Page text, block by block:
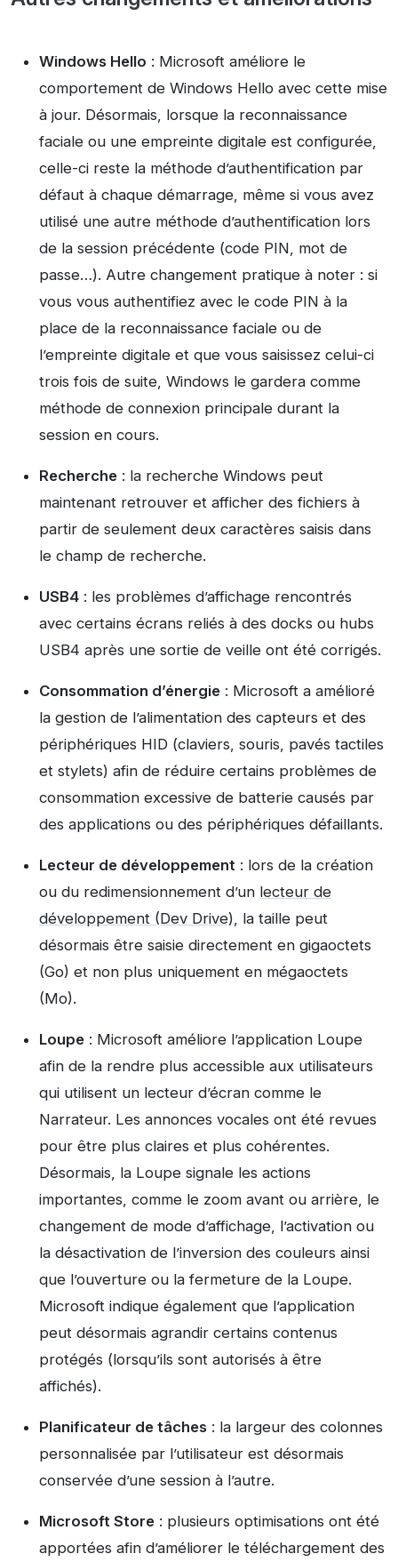
Windows Hello : Microsoft améliore le
comportement de Windows Hello avec cette mise
à jour. Désormais, lorsque la reconnaissance
faciale ou une empreinte digitale est configurée,
celle-ci reste la méthode d’authentification par
défaut à chaque démarrage, même si vous avez
utilisé une autre méthode d’authentification lors
de la session précédente (code PIN, mot de
passe…). Autre changement pratique à noter : si
vous vous authentifiez avec le code PIN à la
place de la reconnaissance faciale ou de
l’empreinte digitale et que vous saisissez celui-ci
trois fois de suite, Windows le gardera comme
méthode de connexion principale durant la
session en cours.
Recherche : la recherche Windows peut
maintenant retrouver et afficher des fichiers à
partir de seulement deux caractères saisis dans
le champ de recherche.
USB4 : les problèmes d’affichage rencontrés
avec certains écrans reliés à des docks ou hubs
USB4 après une sortie de veille ont été corrigés.
Consommation d’énergie : Microsoft a amélioré
la gestion de l’alimentation des capteurs et des
périphériques HID (claviers, souris, pavés tactiles
et stylets) afin de réduire certains problèmes de
consommation excessive de batterie causés par
des applications ou des périphériques défaillants.
Lecteur de développement : lors de la création
ou du redimensionnement d’un lecteur de
développement (Dev Drive) , la taille peut
désormais être saisie directement en gigaoctets
(Go) et non plus uniquement en mégaoctets
(Mo).
Loupe : Microsoft améliore l’application Loupe
afin de la rendre plus accessible aux utilisateurs
qui utilisent un lecteur d’écran comme le
Narrateur. Les annonces vocales ont été revues
pour être plus claires et plus cohérentes.
Désormais, la Loupe signale les actions
importantes, comme le zoom avant ou arrière, le
changement de mode d’affichage, l’activation ou
la désactivation de l’inversion des couleurs ainsi
que l’ouverture ou la fermeture de la Loupe.
Microsoft indique également que l’application
peut désormais agrandir certains contenus
protégés (lorsqu’ils sont autorisés à être
affichés).
Planificateur de tâches : la largeur des colonnes
personnalisée par l’utilisateur est désormais
conservée d’une session à l’autre.
Microsoft Store : plusieurs optimisations ont été
apportées afin d’améliorer le téléchargement des